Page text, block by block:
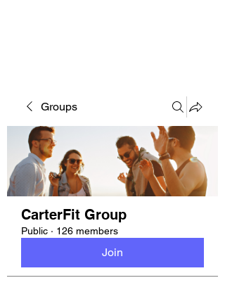
Groups
CarterFit Group
Public · 126 members
Join